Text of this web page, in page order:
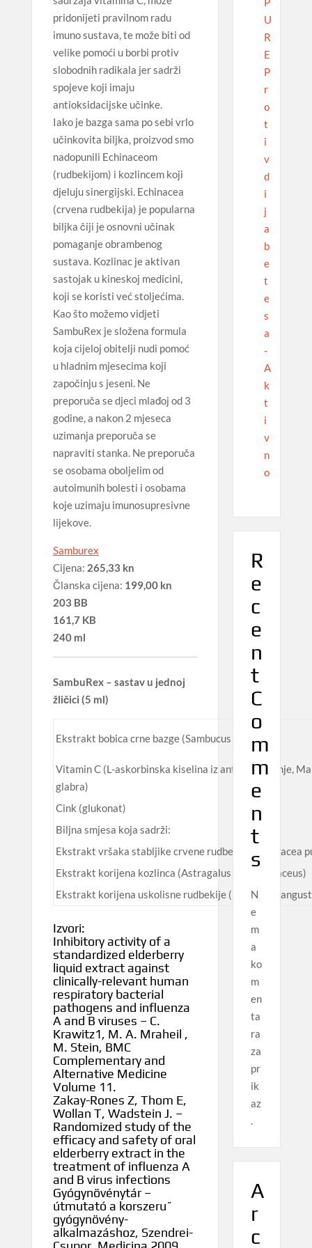
pridonijeti pravilnom radu
imuno sustava, te može biti od
velike pomoći u borbi protiv
slobodnih radikala jer sadrži
spojeve koji imaju
antioksidacijske učinke.
Iako je bazga sama po sebi vrlo
učinkovita biljka, proizvod smo
nadopunili Echinaceom
(rudbekijom) i kozlincem koji
djeluju sinergijski. Echinacea
(crvena rudbekija) je popularna
biljka čiji je osnovni učinak
pomaganje obrambenog
sustava. Kozlinac je aktivan
sastojak u kineskoj medicini,
koji se koristi već stoljećima.
Kao što možemo vidjeti
SambuRex je složena formula
koja cijeloj obitelji nudi pomoć
u hladnim mjesecima koji
započinju s jeseni. Ne
preporuča se djeci mlađoj od 3
godine, a nakon 2 mjeseca
uzimanja preporuča se
napraviti stanka. Ne preporuča
se osobama oboljelim od
autoimunih bolesti i osobama
koje uzimaju imunosupresivne
lijekove.
Samburex
Cijena: 265,33 kn
Članska cijena: 199,00 kn
203 BB
161,7 KB
240 ml
SambuRex – sastav u jednoj
žličici (5 ml)
Ekstrakt bobica crne bazge (Sambucus nigra)
Vitamin C (L-askorbinska kiselina iz antilske trešnje,
glabra)
Cink (glukonat)
Biljna smjesa koja sadrži:
Ekstrakt vršaka stabljike crvene rudbekije (Echinacea
Ekstrakt korijena kozlinca (Astragalus membranaceus)
Ekstrakt korijena uskolisne rudbekije (Echinacea
Izvori:
Inhibitory activity of a
standardized elderberry
liquid extract against
clinically-relevant human
respiratory bacterial
pathogens and influenza
A and B viruses – C.
Krawitz1, M. A. Mraheil ,
M. Stein, BMC
Complementary and
Alternative Medicine
Volume 11.
Zakay-Rones Z, Thom E,
Wollan T, Wadstein J. –
Randomized study of the
efficacy and safety of oral
elderberry extract in the
treatment of influenza A
and B virus infections
Gyógynövénytár –
útmutató a korszeru˝
gyógynövény-
alkalmazáshoz, Szendrei-
U
R
E
P
r
o
t
i
v
d
i
j
a
b
e
t
e
s
a
-
A
k
t
i
v
n
o
R
e
c
e
n
t
C
o
m
m
e
n
t
s
N
e
m
a
ko
m
en
ta
ra
za
pr
ik
az
.
A
r
c